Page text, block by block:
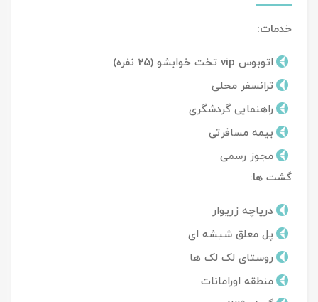
خدمات:
اتوبوس vip تخت خوابشو (25 نفره)
ترانسفر محلی
راهنمایی گردشگری
بیمه مسافرتی
مجوز رسمی
گشت ها:
دریاچه زریوار
پل معلق شیشه ای
روستای لک لک ها
منطقه اورامانات